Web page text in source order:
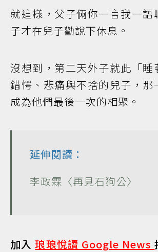
就這樣，父子倆你一言我一語
子才在兒子勸說下休息。
沒想到，第二天外子就此「睡
錯愕、悲痛與不捨的兒子，那
成為他們最後一次的相聚。
延伸閱讀：
李政霖〈再見石狗公〉
加入琅琅悅讀 Google News